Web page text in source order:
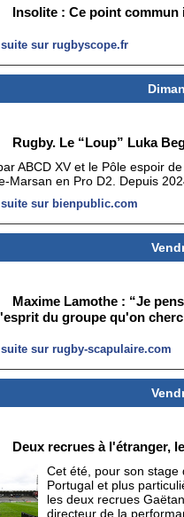
Insolite : Ce point commun
sur rugbyscope.fr
Rugby. Le “Loup” Luka
ABCD XV et le Pôle espoir
Marsan en Pro D2. Depuis
sur bienpublic.com
Maxime Lamothe : “Je
du groupe qu'on
sur rugby-scapulaire.com
Deux recrues à l'étranger,
Cet été, pour son stage
Portugal et plus
les deux recrues
directeur de la